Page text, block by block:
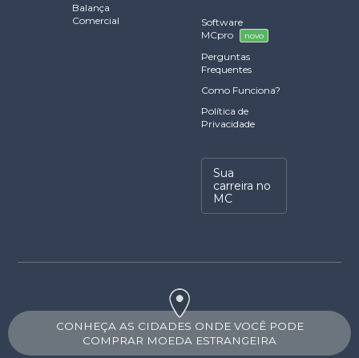
Balança
Comercial
Software
MCpro
novo
Perguntas
Frequentes
Como Funciona?
Política de
Privacidade
Sua
carreira no
MC
CONHEÇA AS CIDADES ONDE VOCÊ PODE
COMPRAR MOEDA ESTRANGEIRA